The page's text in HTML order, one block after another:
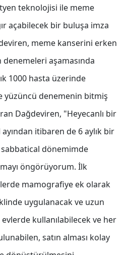
teknolojisi ile meme
açabilecek bir buluşa imza
meme kanserini erken
aşamasında
1000 hasta üzerinde
yüzüncü denemenin bitmiş
Dağdeviren, "Heyecanlı bir
itibaren de 6 aylık bir
dönemimde
öngörüyorum. İlk
mamografiye ek olarak
uygulanacak ve uzun
kullanılabilecek ve her
satın alması kolay